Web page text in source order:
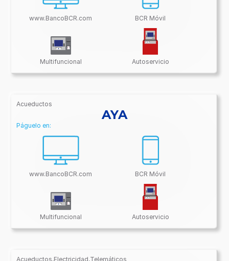
www.BancoBCR.com BCR Móvil
Multifuncional Autoservicio
Acueductos
Contenido/Conectividades/Acueductos
AYA
Páguelo en:
www.BancoBCR.com BCR Móvil
Multifuncional Autoservicio
Acueductos,Electricidad,Telemáticos